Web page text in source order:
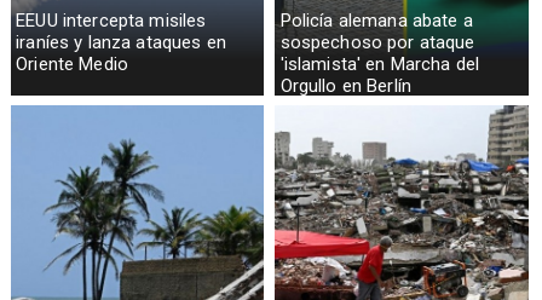
EEUU intercepta misiles
iraníes y lanza ataques en
Oriente Medio
Policía alemana abate a
sospechoso por ataque
'islamista' en Marcha del
Orgullo en Berlín